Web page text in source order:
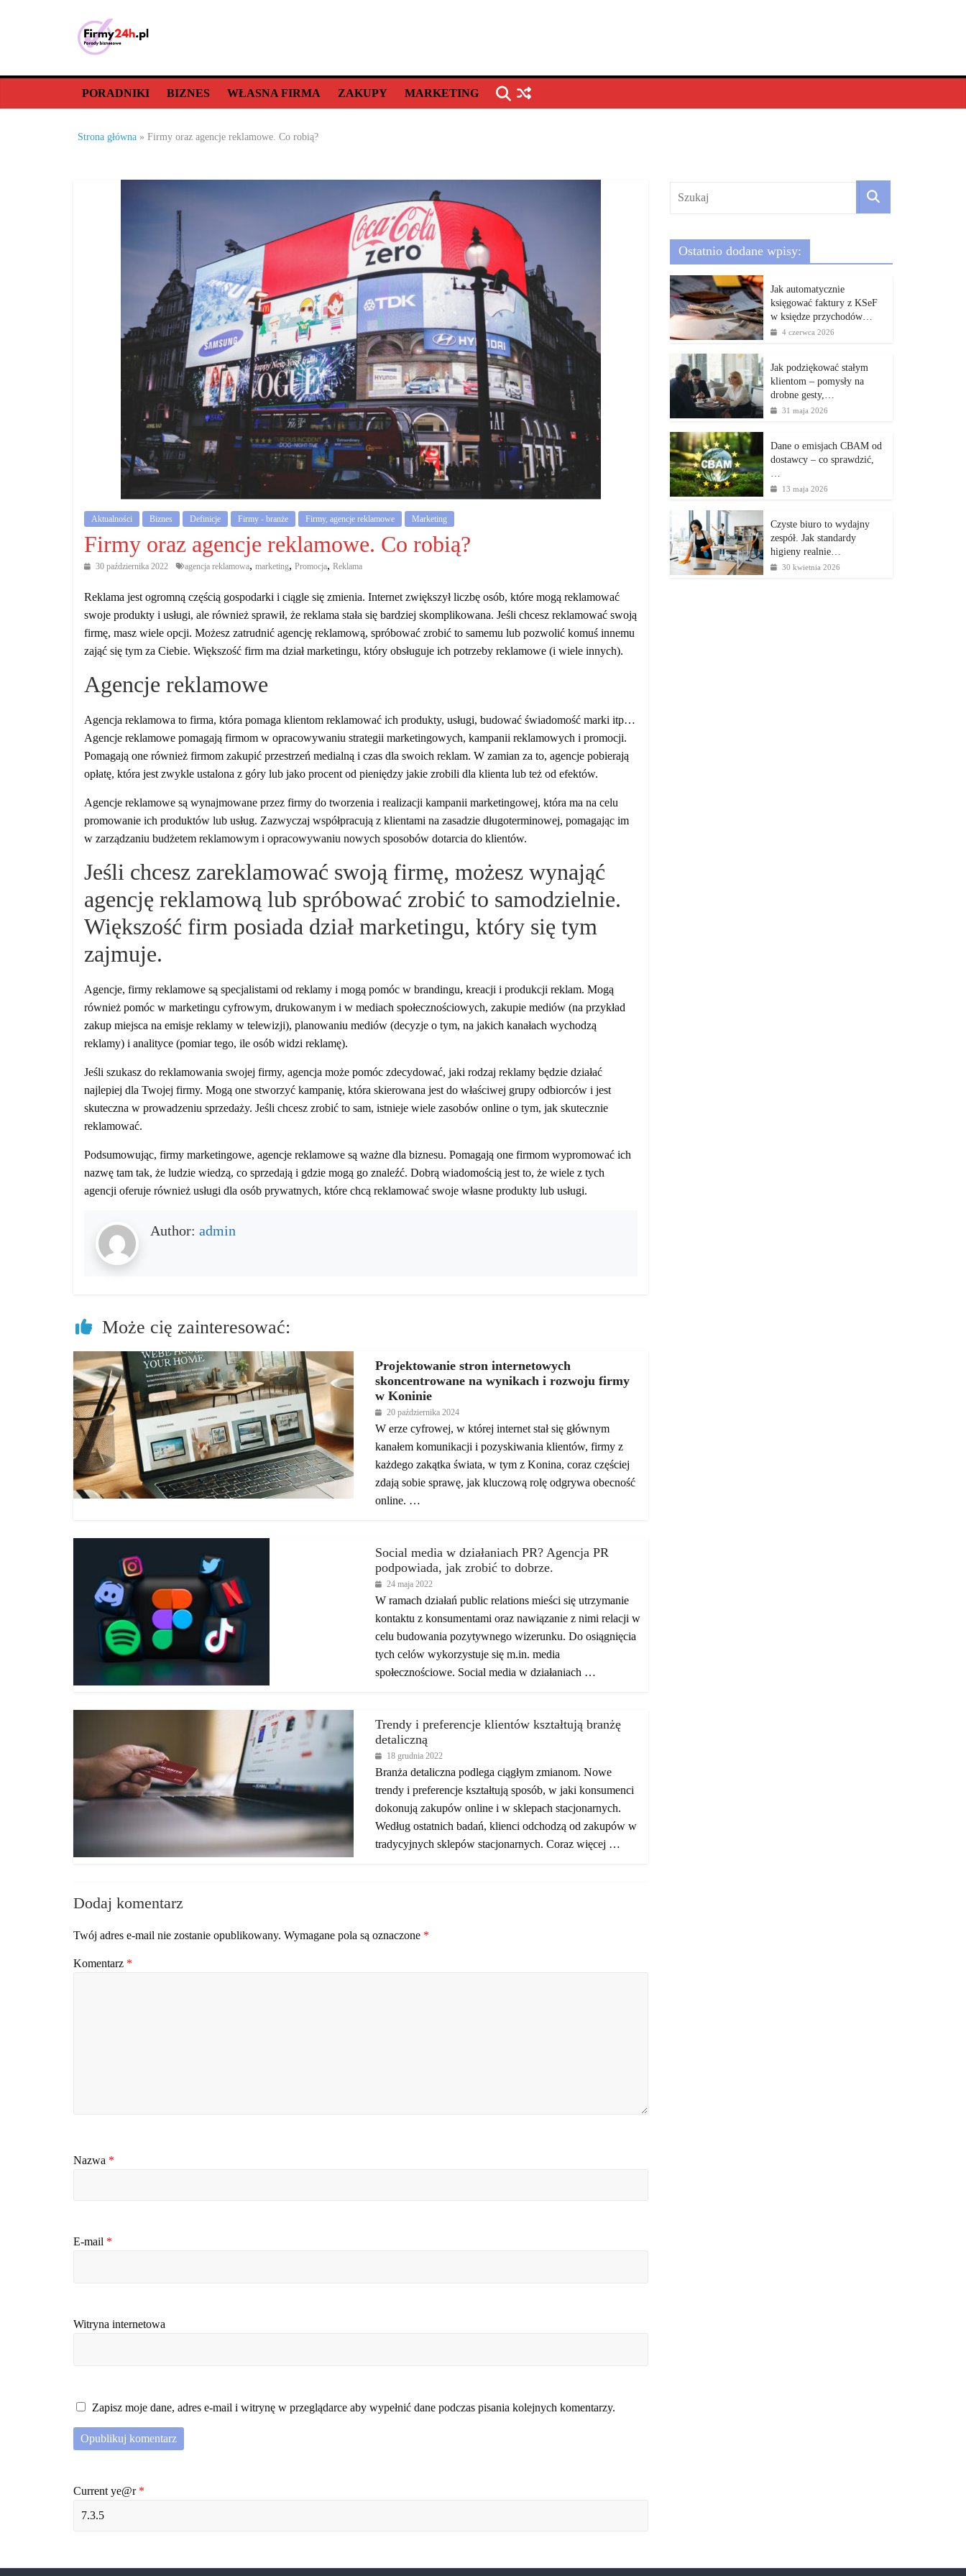
Porady
biznesowe,
dla
firm
prowadzić
działalność
gospodarczą.
PORADNIKI BIZNES WŁASNA FIRMA ZAKUPY MARKETING
Strona główna » Firmy oraz agencje reklamowe. Co robią?
Aktualności Biznes Definicje Firmy - branże Firmy, agencje reklamowe Marketing
Firmy oraz agencje reklamowe. Co robią?
30 października 2022 agencja reklamowa,marketing,Promocja,Reklama
Reklama jest ogromną częścią gospodarki i ciągle się zmienia. Internet zwiększył liczbę osób, które mogą reklamować
swoje produkty i usługi, ale również sprawił, że reklama stała się bardziej skomplikowana. Jeśli chcesz reklamować swoją
firmę, masz wiele opcji. Możesz zatrudnić agencję reklamową, spróbować zrobić to samemu lub pozwolić komuś innemu
zająć się tym za Ciebie. Większość firm ma dział marketingu, który obsługuje ich potrzeby reklamowe (i wiele innych).
Agencje reklamowe
Agencja reklamowa to firma, która pomaga klientom reklamować ich produkty, usługi, budować świadomość marki itp…
Agencje reklamowe pomagają firmom w opracowywaniu strategii marketingowych, kampanii reklamowych i promocji.
Pomagają one również firmom zakupić przestrzeń medialną i czas dla swoich reklam. W zamian za to, agencje pobierają
opłatę, która jest zwykle ustalona z góry lub jako procent od pieniędzy jakie zrobili dla klienta lub też od efektów.
Agencje reklamowe są wynajmowane przez firmy do tworzenia i realizacji kampanii marketingowej, która ma na celu
promowanie ich produktów lub usług. Zazwyczaj współpracują z klientami na zasadzie długoterminowej, pomagając im
w zarządzaniu budżetem reklamowym i opracowywaniu nowych sposobów dotarcia do klientów.
Jeśli chcesz zareklamować swoją firmę, możesz wynająć
agencję reklamową lub spróbować zrobić to samodzielnie.
Większość firm posiada dział marketingu, który się tym
zajmuje.
Agencje, firmy reklamowe są specjalistami od reklamy i mogą pomóc w brandingu, kreacji i produkcji reklam. Mogą
również pomóc w marketingu cyfrowym, drukowanym i w mediach społecznościowych, zakupie mediów (na przykład
zakup miejsca na emisje reklamy w telewizji), planowaniu mediów (decyzje o tym, na jakich kanałach wychodzą
reklamy) i analityce (pomiar tego, ile osób widzi reklamę).
Jeśli szukasz do reklamowania swojej firmy, agencja może pomóc zdecydować, jaki rodzaj reklamy będzie działać
najlepiej dla Twojej firmy. Mogą one stworzyć kampanię, która skierowana jest do właściwej grupy odbiorców i jest
skuteczna w prowadzeniu sprzedaży. Jeśli chcesz zrobić to sam, istnieje wiele zasobów online o tym, jak skutecznie
reklamować.
Podsumowując, firmy marketingowe, agencje reklamowe są ważne dla biznesu. Pomagają one firmom wypromować ich
nazwę tam tak, że ludzie wiedzą, co sprzedają i gdzie mogą go znaleźć. Dobrą wiadomością jest to, że wiele z tych
agencji oferuje również usługi dla osób prywatnych, które chcą reklamować swoje własne produkty lub usługi.
Author: admin
Może cię zainteresować:
Projektowanie stron internetowych
skoncentrowane na wynikach i rozwoju firmy
w Koninie
20 października 2024
W erze cyfrowej, w której internet stał się głównym
kanałem komunikacji i pozyskiwania klientów, firmy z
każdego zakątka świata, w tym z Konina, coraz częściej
zdają sobie sprawę, jak kluczową rolę odgrywa obecność
online. …
Social media w działaniach PR? Agencja PR
podpowiada, jak zrobić to dobrze.
24 maja 2022
W ramach działań public relations mieści się utrzymanie
kontaktu z konsumentami oraz nawiązanie z nimi relacji w
celu budowania pozytywnego wizerunku. Do osiągnięcia
tych celów wykorzystuje się m.in. media
społecznościowe. Social media w działaniach …
Trendy i preferencje klientów kształtują branżę
detaliczną
18 grudnia 2022
Branża detaliczna podlega ciągłym zmianom. Nowe
trendy i preferencje kształtują sposób, w jaki konsumenci
dokonują zakupów online i w sklepach stacjonarnych.
Według ostatnich badań, klienci odchodzą od zakupów w
tradycyjnych sklepów stacjonarnych. Coraz więcej …
Dodaj komentarz
Twój adres e-mail nie zostanie opublikowany. Wymagane pola są oznaczone *
Komentarz *
Nazwa *
E-mail *
Witryna internetowa
Zapisz moje dane, adres e-mail i witrynę w przeglądarce aby wypełnić dane podczas pisania kolejnych komentarzy.
Current ye@r *
Ostatnio dodane wpisy:
Jak automatycznie
księgować faktury z KSeF
w księdze przychodów…
4 czerwca 2026
Jak podziękować stałym
klientom – pomysły na
drobne gesty,…
31 maja 2026
Dane o emisjach CBAM od
dostawcy – co sprawdzić,
13 maja 2026
Czyste biuro to wydajny
zespół. Jak standardy
higieny realnie…
30 kwietnia 2026